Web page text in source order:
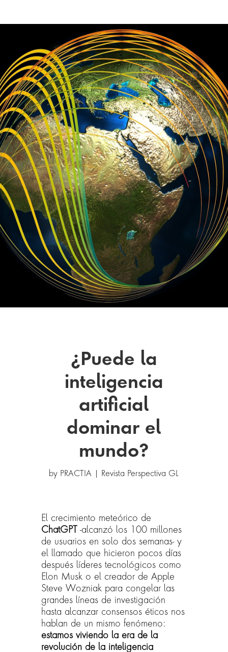
¿Puede la
inteligencia
artificial
dominar el
mundo?
by PRACTIA Revista Perspectiva GL
El crecimiento meteórico de
ChatGPT -alcanzó los 100 millones
de usuarios en solo dos semanas- y
el llamado que hicieron pocos días
después líderes tecnológicos como
Elon Musk o el creador de Apple
Steve Wozniak para congelar las
grandes líneas de investigación
hasta alcanzar consensos éticos nos
hablan de un mismo fenómeno:
estamos viviendo la era de la
revolución de la inteligencia